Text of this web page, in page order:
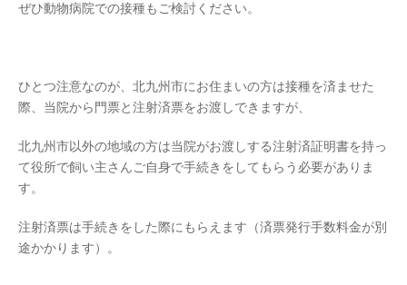
ぜひ動物病院での接種もご検討ください。
ひとつ注意なのが、北九州市にお住まいの方は接種を済ませた
際、 当院から門票と注射済票をお渡しできますが、
北九州市以外の地域の方は当院がお渡しする注射済証明書を持っ
て役所で飼い主さんご自身で手続きをしてもらう必要がありま
す。
注射済票は手続きをした際にもらえます（済票発行手数料金が別
途かかります）。